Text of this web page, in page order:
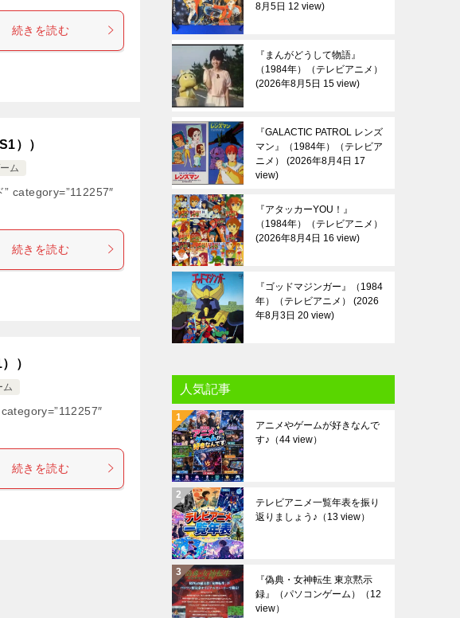
続きを読む
））
ム
category=”112257″
続きを読む
）
ム
続きを読む
8月5日 12 view
『まんがどうして物語』
（1984年）（テレビアニメ）
2026年8月5日 15 view
『GALACTIC PATROL レンズ
マン』（1984年）（テレビア
ニメ）
2026年8月4日 17
view
『アタッカーYOU！』
（1984年）（テレビアニメ）
2026年8月4日 16 view
『ゴッドマジンガー』（1984
年）（テレビアニメ）
2026
年8月3日 20 view
人気記事
アニメやゲームが好きなんで
す♪ （44 view）
テレビアニメ一覧年表を振り
返りましょう♪ （13 view）
『偽典・女神転生 東京黙示
録』（パソコンゲーム）
（12
view）